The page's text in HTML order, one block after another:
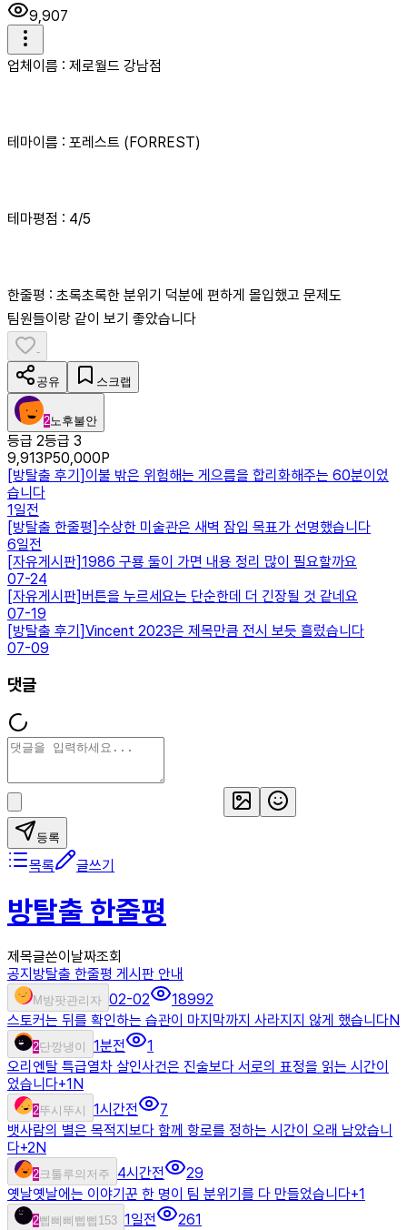
9,907
업체이름 : 제로월드 강남점
테마이름 : 포레스트 (FORREST)
테마평점 : 4/5
한줄평 : 초록초록한 분위기 덕분에 편하게 몰입했고 문제도
팀원들이랑 같이 보기 좋았습니다
-
공유 스크랩
2노후불안
등급 2등급 3
9,913P50,000P
[방탈출 후기] 이불 밖은 위험해는 게으름을 합리화해주는 60분이었
습니다
1일전
[방탈출 한줄평]수상한 미술관은 새벽 잠입 목표가 선명했습니다
6일전
[자유게시판]1986 구룡 둘이 가면 내용 정리 많이 필요할까요
07-24
[자유게시판] 버튼을 누르세요는 단순한데 더 긴장될 것 같네요
07-19
[방탈출 후기]Vincent 2023은 제목만큼 전시 보듯 흘렀습니다
07-09
댓글
등록
목록 글쓰기
방탈출 한줄평
제목글쓴이 날짜조회
공지 방탈출 한줄평 게시판 안내
M 방팟관리자 02-02
18992
스토커는 뒤를 확인하는 습관이 마지막까지 사라지지 않게 했습니다N
2단깡냉이 1분전
1
오리엔탈 특급열차 살인사건은 진술보다 서로의 표정을 읽는 시간이
었습니다+1 N
2뚜시뚜시 1시간전
7
뱃사람의 별은 목적지보다 함께 항로를 정하는 시간이 오래 남았습니
다+2 N
2크툴루의저주 4시간전
29
옛날옛날에는 이야기꾼 한 명이 팀 분위기를 다 만들었습니다+1
2삡삐삐삡삡153 1일전
261